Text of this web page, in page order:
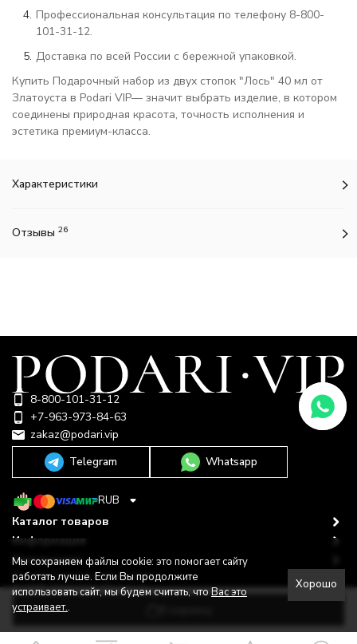
Профессиональная консультация по телефону 8-800-
101-31-12.
Доставка по всей России с бережной упаковкой.
Купить Подарочный набор из двух стопок "Лось" 40 мл от
Златоуста в Podari VIP— значит выбрать изделие, в котором
соединены природная красота, точность исполнения и
эстетика премиум-класса.
Характеристики
Отзывы 26
8-800-101-31-12
+7-963-973-84-63
zakaz@podari.vip
Telegram
Whatsapp
RUB
Каталог товаров
Информация
Покупателю
Политика персональных данных
© 2009-2026 ООО "Подари"
Разработано в bodysite.ru
Мы сохраняем файлы cookie: это помогает сайту
работать лучше. Если Вы продолжите
использовать сайт, мы будем считать, что Вас это
устраивает..
Хорошо